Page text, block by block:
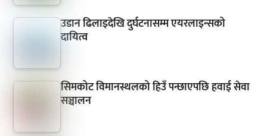
उडान ढिलाइदेखि दुर्घटनासम्म एयरलाइन्सको
दायित्व
सिमकोट विमानस्थलको हिउँ पन्छाएपछि हवाई सेवा
सञ्चालन